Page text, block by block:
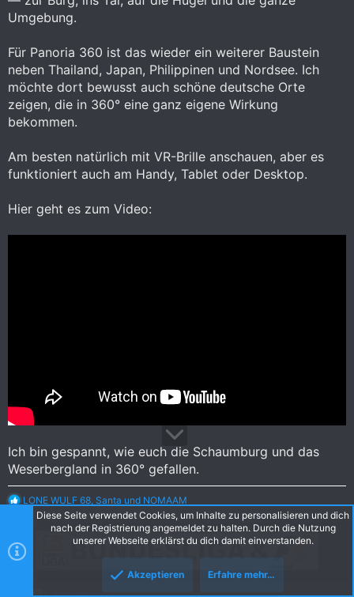
Umgebung.
Für Panoria 360 ist das wieder ein weiterer Baustein
neben Thailand, Japan, Philippinen und Nordsee. Ich
möchte dort bewusst auch schöne deutsche Orte
zeigen, die in 360° eine ganz eigene Wirkung
bekommen.
Am besten natürlich mit VR-Brille anschauen, aber es
funktioniert auch am Handy, Tablet oder Desktop.
Hier geht es zum Video:
Ich bin gespannt, wie euch die Schaumburg und das
Weserbergland in 360° gefallen.
R
t
i
LONE WULF 68 Santa und NOMAAM
Diese Seite verwendet Cookies, um Inhalte zu personalisieren und dich
nach der Registrierung angemeldet zu halten. Durch die Nutzung
unserer Webseite erklärst du dich damit einverstanden.
Akzeptieren Erfahre mehr…